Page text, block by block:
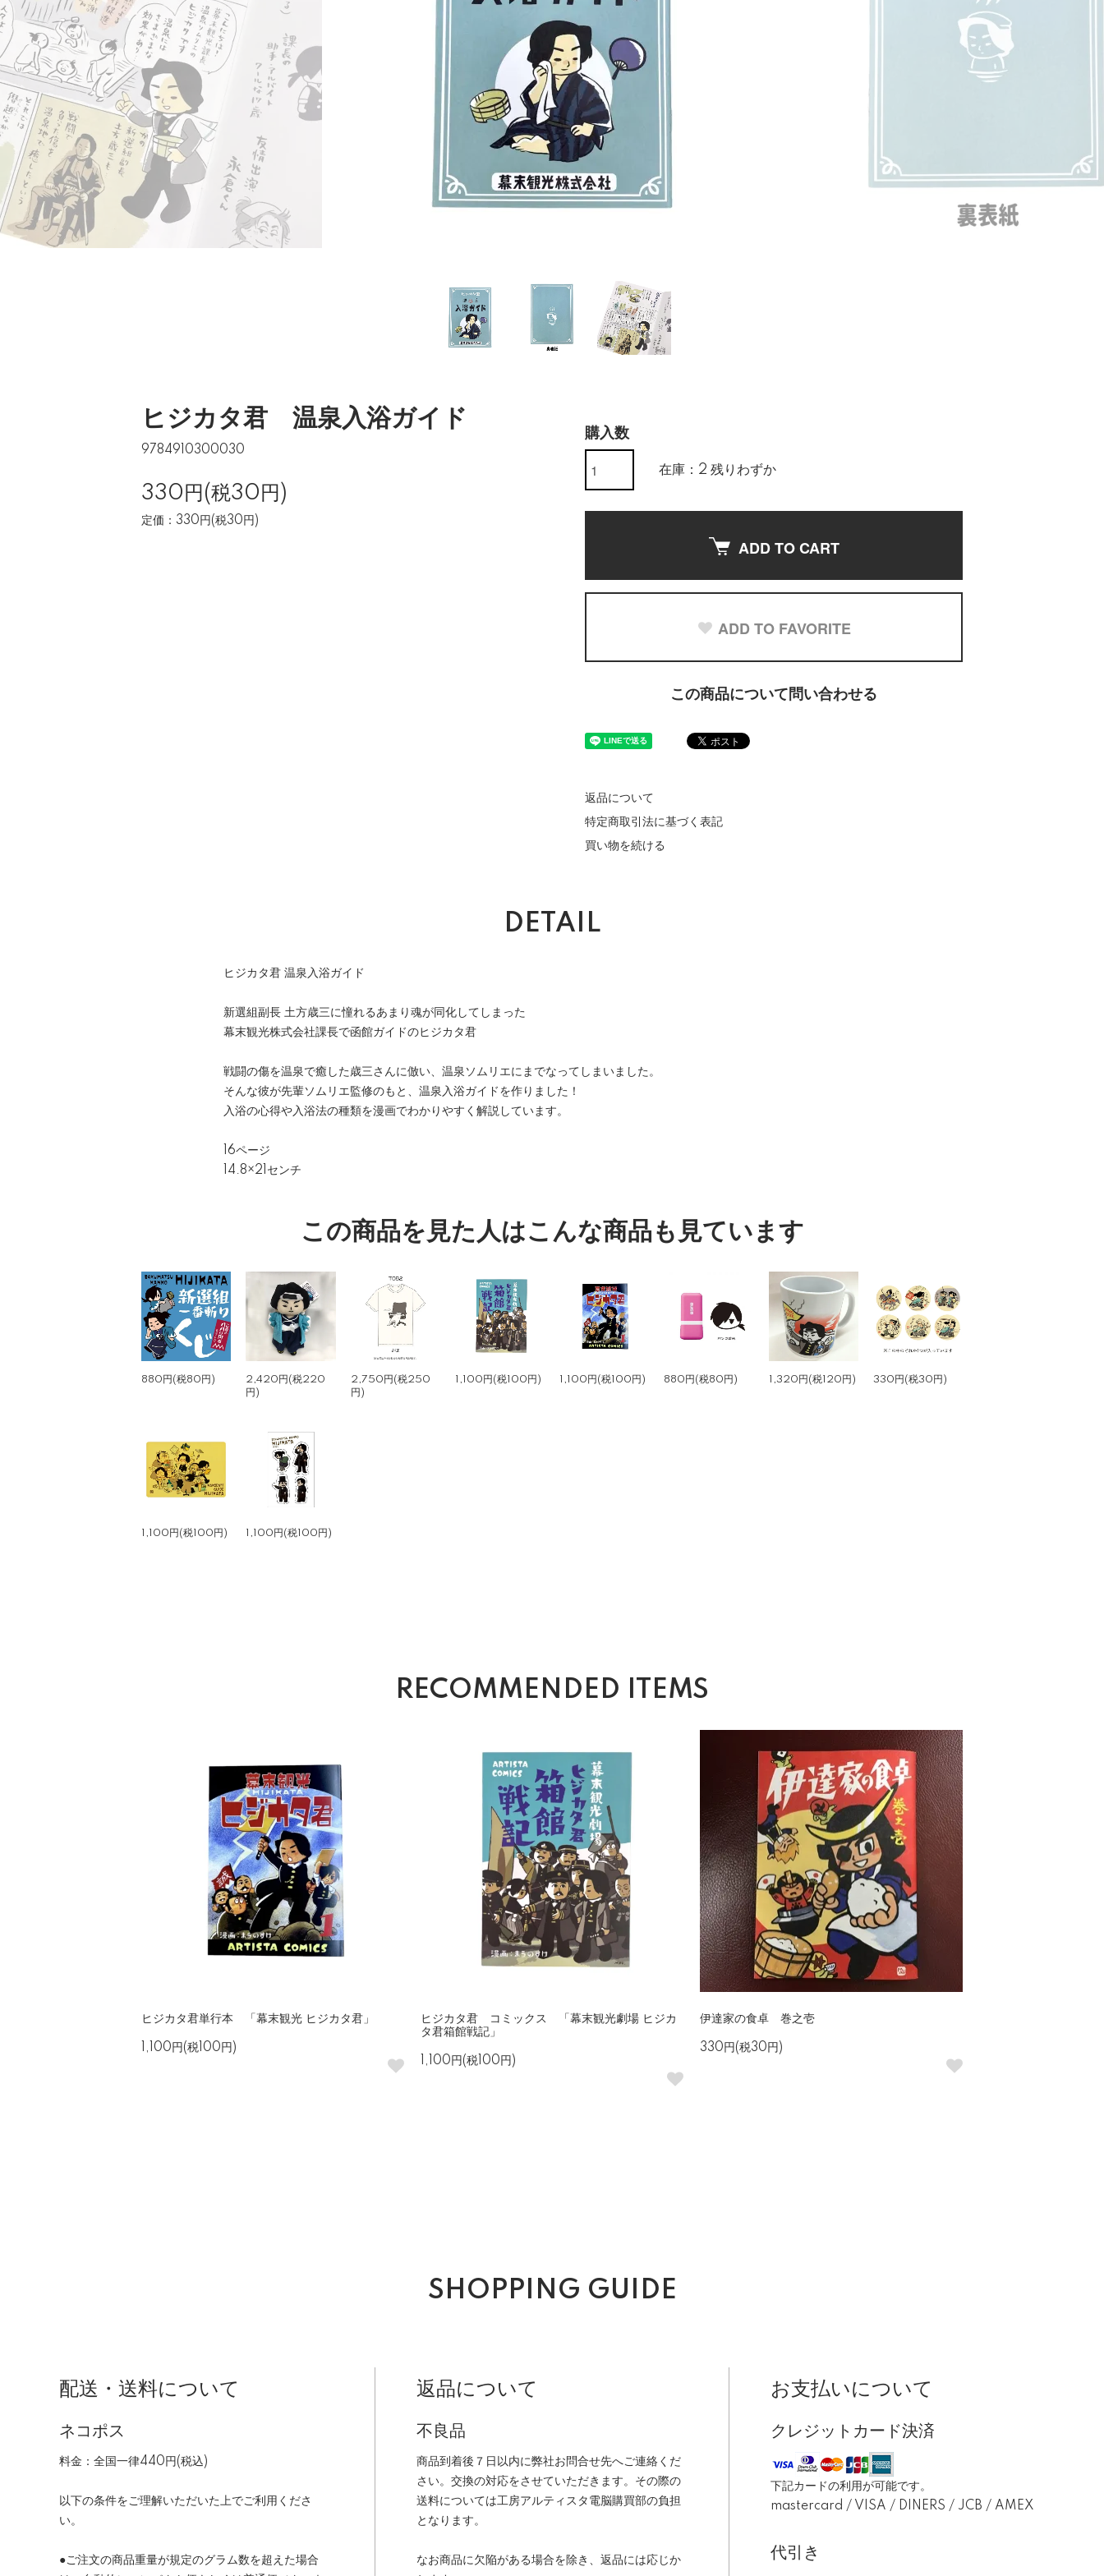
ヒジカタ君 温泉入浴ガイド
9784910300030
330円(税30円)
定価：330円(税30円)
購入数
在庫：2 残りわずか
ADD TO CART
ADD TO FAVORITE
この商品について問い合わせる
返品について
特定商取引法に基づく表記
買い物を続ける
DETAIL
ヒジカタ君 温泉入浴ガイド
新選組副長 土方歳三に憧れるあまり魂が同化してしまった
幕末観光株式会社課長で函館ガイドのヒジカタ君
戦闘の傷を温泉で癒した歳三さんに倣い、温泉ソムリエにまでなってしまいました。
そんな彼が先輩ソムリエ監修のもと、温泉入浴ガイドを作りました！
入浴の心得や入浴法の種類を漫画でわかりやすく解説しています。
16ページ
14.8×21センチ
この商品を見た人はこんな商品も見ています
880円(税80円)
2,420円(税220
円)
2,750円(税250
円)
1,100円(税100円) 1,100円(税100円) 880円(税80円) 1,320円(税120円) 330円(税30円)
1,100円(税100円) 1,100円(税100円)
RECOMMENDED ITEMS
ヒジカタ君単行本 「幕末観光 ヒジカタ君」
1,100円(税100円)
ヒジカタ君 コミックス 「幕末観光劇場 ヒジカ
タ君箱館戦記」
1,100円(税100円)
伊達家の食卓 巻之壱
330円(税30円)
SHOPPING GUIDE
配送・送料について
ネコポス
料金：全国一律440円(税込)
以下の条件をご理解いただいた上でご利用くださ
い。
●ご注文の商品重量が規定のグラム数を超えた場合
返品について
不良品
商品到着後７日以内に弊社お問合せ先へご連絡くだ
さい。交換の対応をさせていただきます。その際の
送料については工房アルティスタ電脳購買部の負担
となります。
なお商品に欠陥がある場合を除き、返品には応じか
お支払いについて
クレジットカード決済
下記カードの利用が可能です。
mastercard / VISA / DINERS / JCB / AMEX
代引き